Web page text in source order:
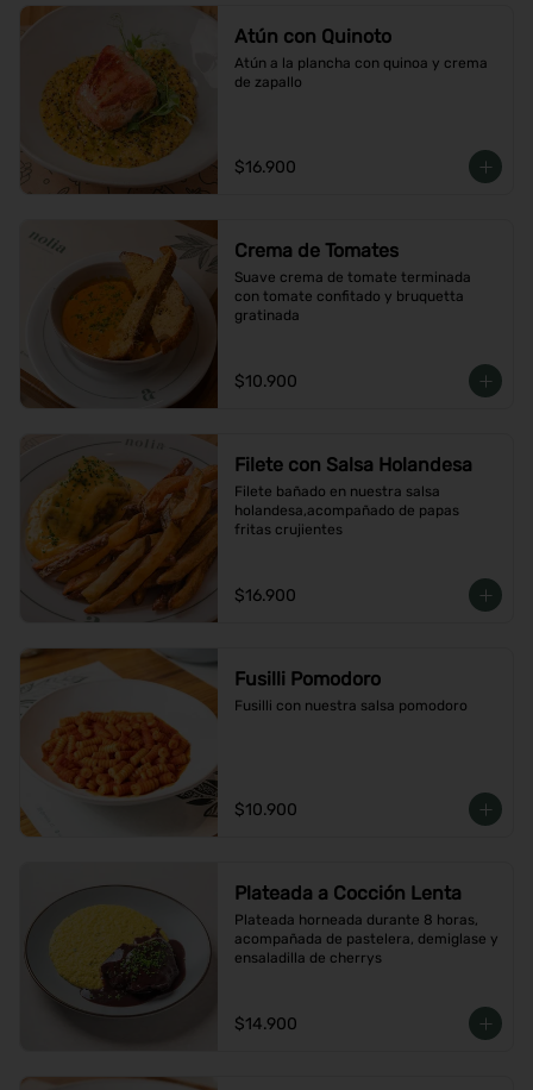
Atún con Quinoto
Atún a la plancha con quinoa y crema
de zapallo
$16.900
Crema de Tomates
Suave crema de tomate terminada
con tomate confitado y bruquetta
gratinada
$10.900
Filete con Salsa Holandesa
Filete bañado en nuestra salsa
holandesa,acompañado de papas
fritas crujientes
$16.900
Fusilli Pomodoro
Fusilli con nuestra salsa pomodoro
$10.900
Plateada a Cocción Lenta
Plateada horneada durante 8 horas,
acompañada de pastelera, demiglase y
ensaladilla de cherrys
$14.900